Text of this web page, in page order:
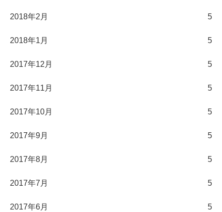
2018年2月 5
2018年1月 5
2017年12月 5
2017年11月 5
2017年10月 5
2017年9月 5
2017年8月 5
2017年7月 5
2017年6月 5